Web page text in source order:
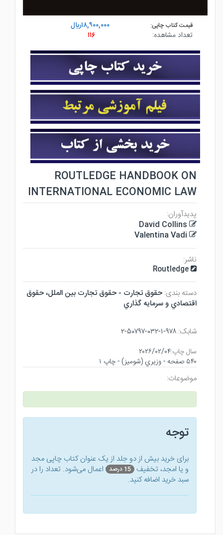
قیمت کتاب چاپی:
۱۸,۹۰۰,۰۰۰ريال
تعداد مشاهده:
۱۱۶
ROUTLEDGE HANDBOOK ON
INTERNATIONAL ECONOMIC LAW
پدیدآوران:
David Collins
Valentina Vadi
ناشر:
Routledge
دسته بندی: حقوق تجارت - حقوق تجارت بين الملل، حقوق
اقتصادي و سرمايه گذاري
شابک: ۹۷۸-۱-۰۳۲-۵۰۷۹۷-۲
سال چاپ:۲۰۲۶/۰۲/۰۴
۵۴۰ صفحه - وزيري (شوميز) - چاپ ۱
موضوعات:
توجه
برای خرید بیش از دو جلد از یک عنوان کتاب‌ چاپی مجد
و یا امجد، تخفیف 15 درصد
اعمال می‌شود. تعداد را در
سبد خرید اضافه کنید.